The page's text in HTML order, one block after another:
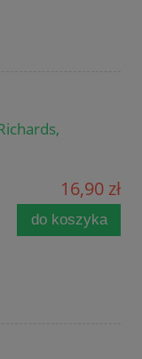
16,90 zł
do koszyka